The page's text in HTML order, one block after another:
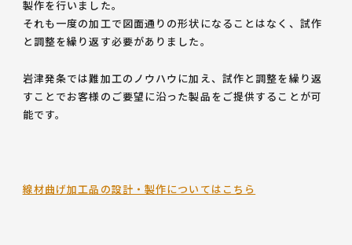
製作を行いました。
それも一度の加工で図面通りの形状になることはなく、試作
と調整を繰り返す必要がありました。
岩津発条では難加工のノウハウに加え、試作と調整を繰り返
すことでお客様のご要望に沿った製品をご提供することが可
能です。
線材曲げ加工品の設計・製作についてはこちら